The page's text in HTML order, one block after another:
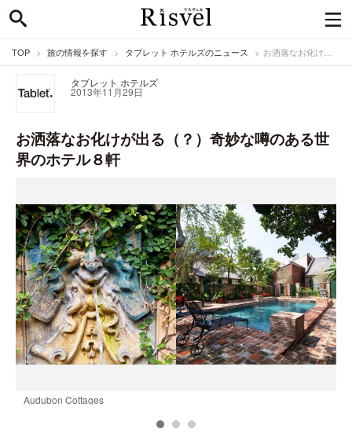
TOP 旅の情報を探す タブレット ホテルズのニュース お洒落なお化けが出る（？）奇妙な噂のある世界のホテル８軒
タブレット ホテルズ
2013年11月29日
お洒落なお化けが出る（？）奇妙な噂のある世
界のホテル８軒
Audubon Cottages